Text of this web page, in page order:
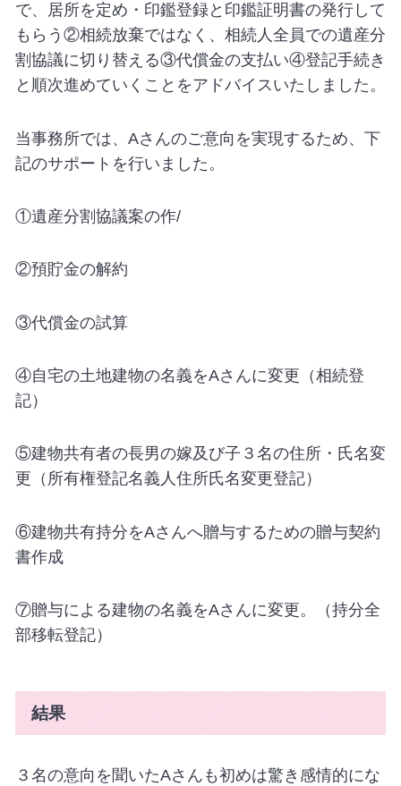
で、居所を定め・印鑑登録と印鑑証明書の発行して
もらう②相続放棄ではなく、相続人全員での遺産分
割協議に切り替える③代償金の支払い④登記手続き
と順次進めていくことをアドバイスいたしました。
当事務所では、 Aさんのご意向を実現するため、下
記のサポートを行いました。
①遺産分割協議案の作/
②預貯金の解約
③代償金の試算
④自宅の土地建物の名義をAさんに変更（相続登
記）
⑤建物共有者の長男の嫁及び子３名の住所・氏名変
更（所有権登記名義人住所氏名変更登記）
⑥建物共有持分をAさんへ贈与するための贈与契約
書作成
⑦贈与による建物の名義をAさんに変更。（持分全
部移転登記）
結果
３名の意向を聞いたAさんも初めは驚き感情的にな